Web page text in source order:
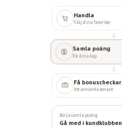
Handla
Välj dina favoriter
Samla poäng
På dina köp
Få bonuscheckar
Att använda senare
Börja samla poäng
Gå med i kundklubben